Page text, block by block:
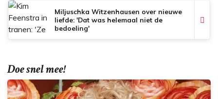
Miljuschka Witzenhausen over nieuwe
liefde: 'Dat was helemaal niet de
bedoeling'
Doe snel mee!